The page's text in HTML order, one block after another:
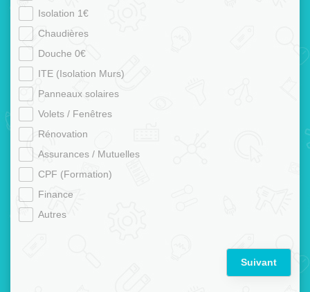
Isolation 1€
Chaudières
Douche 0€
ITE (Isolation Murs)
Panneaux solaires
Volets / Fenêtres
Rénovation
Assurances / Mutuelles
CPF (Formation)
Finance
Autres
Suivant